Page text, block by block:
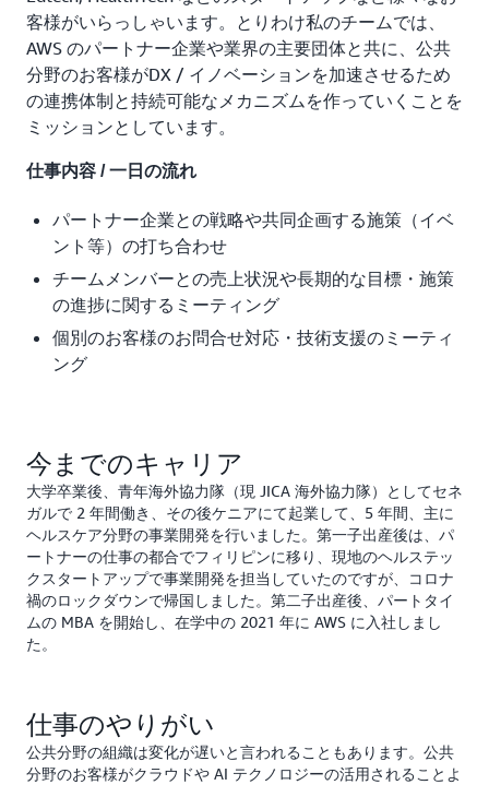
客様がいらっしゃいます。とりわけ私のチームでは、
AWS のパートナー企業や業界の主要団体と共に、公共
分野のお客様がDX / イノベーションを加速させるため
の連携体制と持続可能なメカニズムを作っていくことを
ミッションとしています。
仕事内容 / 一日の流れ
パートナー企業との戦略や共同企画する施策（イベ
ント等）の打ち合わせ
チームメンバーとの売上状況や長期的な目標・施策
の進捗に関するミーティング
個別のお客様のお問合せ対応・技術支援のミーティ
ング
今までのキャリア
大学卒業後、青年海外協力隊（現 JICA 海外協力隊）としてセネ
ガルで 2 年間働き、その後ケニアにて起業して、5 年間、主に
ヘルスケア分野の事業開発を行いました。第一子出産後は、パ
ートナーの仕事の都合でフィリピンに移り、現地のヘルステッ
クスタートアップで事業開発を担当していたのですが、コロナ
禍のロックダウンで帰国しました。第二子出産後、パートタイ
ムの MBA を開始し、在学中の 2021 年に AWS に入社しまし
た。
仕事のやりがい
公共分野の組織は変化が遅いと言われることもあります。公共
分野のお客様がクラウドや AI テクノロジーの活用されることよ